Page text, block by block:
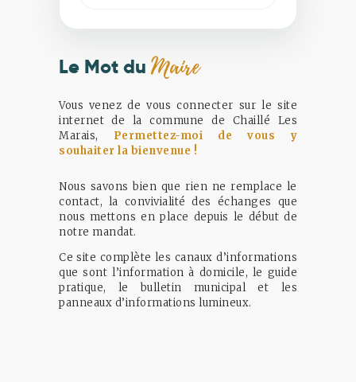
Le Mot du Maire
Vous venez de vous connecter sur le site
internet de la commune de Chaillé Les
Marais, Permettez-moi de vous y
souhaiter la bienvenue !
Nous savons bien que rien ne remplace le
contact, la convivialité des échanges que
nous mettons en place depuis le début de
notre mandat.
Ce site complète les canaux d’informations
que sont l’information à domicile, le guide
pratique, le bulletin municipal et les
panneaux d’informations lumineux.